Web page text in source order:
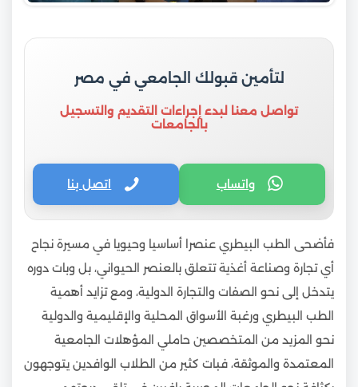
لتأمين قبولك الجامعي في مصر
تواصل معنا لبدء إجراءات التقديم والتسجيل
بالجامعات
واتساب اتصل بنا
فأضحى الطب البيطري عنصرا أساسيا وحيويا في مسيرة نجاح
أي تجارة وصناعة أغذية تتعلق بالعنصر الحيواني، بل وبات دوره
يتدخل إلى نحو الصفات والتجارة الدولية، ومع تزايد أهمية
الطب البيطري ورغبة الأسواق المحلية والإقليمية والدولية
نحو المزيد من المتخصصين حاملي المؤهلات الجامعية
المعتمدة والموثقة، فبات كثير من الطلاب الوافدين يتوجهون